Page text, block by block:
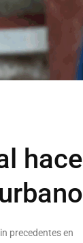
hace
precedentes en